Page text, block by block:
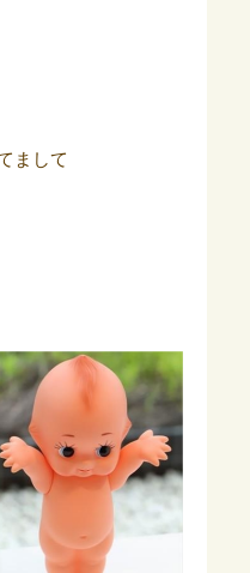
まして